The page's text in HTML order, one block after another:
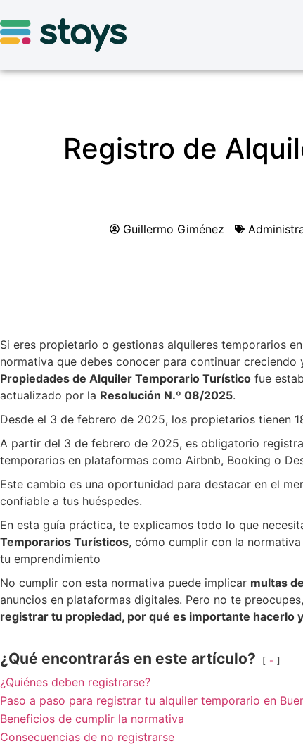
Registro de
Guillermo Giménez
Si eres propietario o gestionas alquileres temporarios
normativa que debes conocer para continuar
Propiedades de Alquiler Temporario Turístico fue
actualizado por la Resolución N.º 08/2025.
Desde el 3 de febrero de 2025, los propietarios tienen
A partir del 3 de febrero de 2025, es obligatorio
temporarios en plataformas como Airbnb, Booking o
Este cambio es una oportunidad para destacar en el
confiable a tus huéspedes.
En esta guía práctica, te explicamos todo lo que
Temporarios Turísticos, cómo cumplir con la
tu emprendimiento
No cumplir con esta normativa puede implicar multas
anuncios en plataformas digitales. Pero no te
registrar tu propiedad, por qué es importante hacerlo
¿Qué encontrarás en este artículo? -
¿Quiénes deben registrarse?
Paso a paso para registrar tu alquiler temporario en
Beneficios de cumplir la normativa
Consecuencias de no registrarse